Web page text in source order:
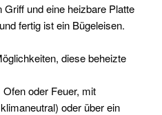
und eine heizbare Platte
fertig ist ein Bügeleisen.
diese beheizte
oder Feuer, mit
klimaneutral) oder über ein